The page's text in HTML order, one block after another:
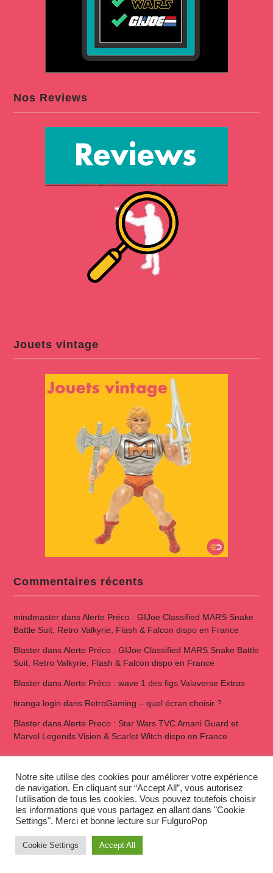
Nos Reviews
Jouets vintage
Commentaires récents
mindmasterdansAlerte Préco : GIJoe Classified MARS Snake
Battle Suit, Retro Valkyrie, Flash & Falcon dispo en France
BlasterdansAlerte Préco : GIJoe Classified MARS Snake Battle
Suit, Retro Valkyrie, Flash & Falcon dispo en France
BlasterdansAlerte Préco : wave 1 des figs Valaverse Extras
tiranga login dans RetroGaming – quel écran choisir ?
BlasterdansAlerte Preco : Star Wars TVC Amani Guard et
Marvel Legends Vision & Scarlet Witch dispo en France
Notre site utilise des cookies pour améliorer votre expérience
de navigation. En cliquant sur “Accept All”, vous autorisez
l'utilisation de tous les cookies. Vous pouvez toutefois choisir
les informations que vous partagez en allant dans "Cookie
Settings". Merci et bonne lecture sur FulguroPop
Cookie Settings Accept All